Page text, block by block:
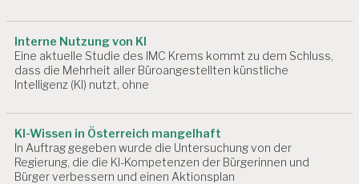
Interne Nutzung von KI
Eine aktuelle Studie des IMC Krems kommt zu dem Schluss,
dass die Mehrheit aller Büroangestellten künstliche
Intelligenz (KI) nutzt, ohne
KI-Wissen in Österreich mangelhaft
In Auftrag gegeben wurde die Untersuchung von der
Regierung, die die KI-Kompetenzen der Bürgerinnen und
Bürger verbessern und einen Aktionsplan